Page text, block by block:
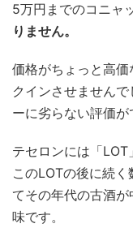
5万円までのコニャ
りません。
価格がちょっと高
クインさせません
ーに劣らない評価が
テセロンには「LOT
このLOTの後に続
てその年代の古酒
味です。